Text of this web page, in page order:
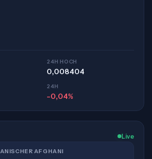
24H HOCH
0,008404
24H
-0,04%
Live
AFGHANI